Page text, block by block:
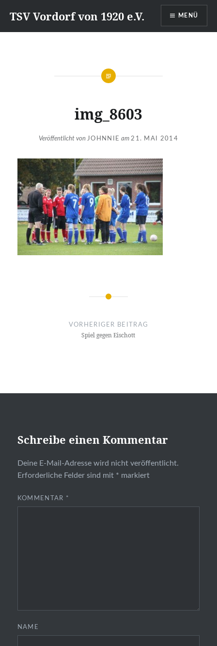
zumTSV Vordorf von 1920 e.V. MENÜ
img_8603
Veröffentlicht von JOHNNIE am 21. MAI 2014
Beitragsnavigation
VORHERIGER BEITRAG
Spiel gegen Eischott
Schreibe einen Kommentar
Deine E-Mail-Adresse wird nicht veröffentlicht.
Erforderliche Felder sind mit * markiert
KOMMENTAR *
NAME